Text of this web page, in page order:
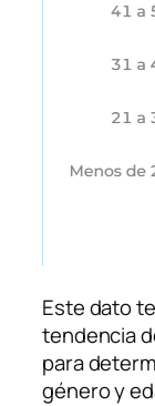
Este dato
tendencia
para
género y